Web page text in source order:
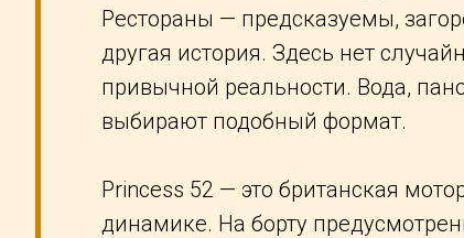
Рестораны — предсказуемы,
другая история. Здесь нет
привычной реальности. Вода,
выбирают подобный формат.
Princess 52 — это британская
динамике. На борту